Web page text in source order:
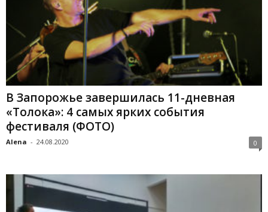
В Запорожье завершилась 11-дневная
«Толока»: 4 самых ярких события
фестиваля (ФОТО)
Alena - 24.08.2020 0